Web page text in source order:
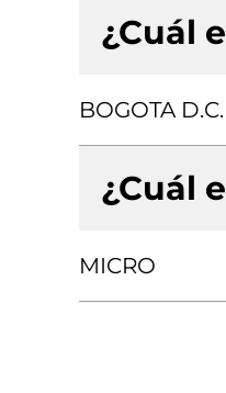
¿Cuál
BOGOTA D.C.
¿Cuál
MICRO